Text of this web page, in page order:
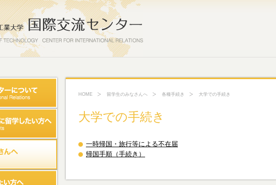
HOME 留学生のみなさんへ 各種手続き 大学での手続き
大学での手続き
一時帰国・旅行等による不在届
帰国手順（手続き）